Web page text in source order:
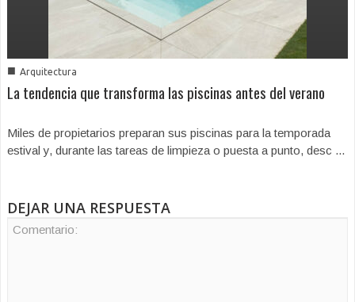
■ Arquitectura
La tendencia que transforma las piscinas antes del verano
Miles de propietarios preparan sus piscinas para la temporada
estival y, durante las tareas de limpieza o puesta a punto, desc ...
DEJAR UNA RESPUESTA